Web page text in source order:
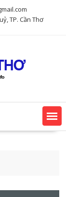
TP. Cần Thơ